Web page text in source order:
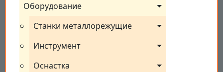
Оборудование
Станки металлорежущие
Инструмент
Оснастка